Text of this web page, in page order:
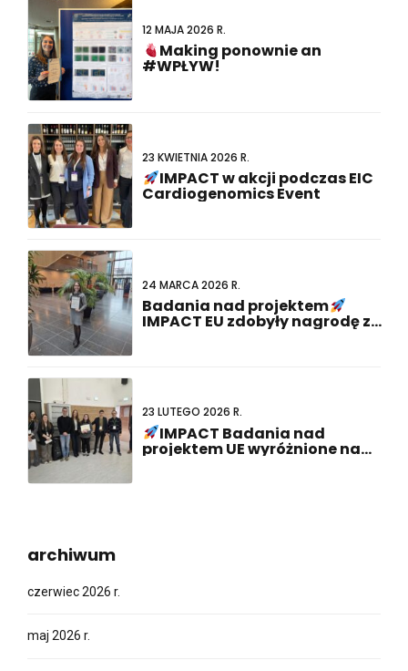
12 MAJA 2026 R.
Making ponownie an
#WPŁYW!
23 KWIETNIA 2026 R.
IMPACT w akcji podczas EIC
Cardiogenomics Event
24 MARCA 2026 R.
Badania nad projektem
IMPACT EU zdobyły nagrodę za
23 LUTEGO 2026 R.
IMPACT Badania nad
projektem UE wyróżnione na
archiwum
czerwiec 2026 r.
maj 2026 r.